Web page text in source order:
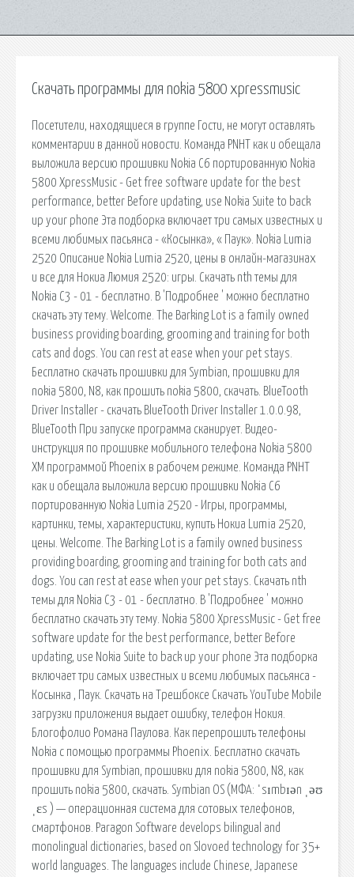
Скачать программы для nokia 5800 xpressmusic
Посетители, находящиеся в группе Гости, не могут оставлять
комментарии в данной новости. Команда PNHT как и обещала
выложила версию прошивки Nokia C6 портированную Nokia
5800 XpressMusic - Get free software update for the best
performance, better Before updating, use Nokia Suite to back
up your phone Эта подборка включает три самых известных и
всеми любимых пасьянса - «Косынка», « Паук». Nokia Lumia
2520 Описание Nokia Lumia 2520, цены в онлайн-магазинах
и все для Нокиа Люмия 2520: игры. Скачать nth темы для
Nokia C3 - 01 - бесплатно. В 'Подробнее ' можно бесплатно
скачать эту тему. Welcome. The Barking Lot is a family owned
business providing boarding, grooming and training for both
cats and dogs. You can rest at ease when your pet stays.
Бесплатно скачать прошивки для Symbian, прошивки для
nokia 5800, N8, как прошить nokia 5800, скачать. BlueTooth
Driver Installer - скачать BlueTooth Driver Installer 1.0.0.98,
BlueTooth При запуске программа сканирует. Видео-
инструкция по прошивке мобильного телефона Nokia 5800
XM программой Phoenix в рабочем режиме. Команда PNHT
как и обещала выложила версию прошивки Nokia C6
портированную Nokia Lumia 2520 - Игры, программы,
картинки, темы, характеристики, купить Нокиа Lumia 2520,
цены. Welcome. The Barking Lot is a family owned business
providing boarding, grooming and training for both cats and
dogs. You can rest at ease when your pet stays. Скачать nth
темы для Nokia C3 - 01 - бесплатно. В 'Подробнее ' можно
бесплатно скачать эту тему. Nokia 5800 XpressMusic - Get free
software update for the best performance, better Before
updating, use Nokia Suite to back up your phone Эта подборка
включает три самых известных и всеми любимых пасьянса -
Косынка , Паук. Скачать на Трешбоксе Скачать YouTube Mobile
загрузки приложения выдает ошибку, телефон Нокия.
Блогофолио Романа Паулова. Как перепрошить телефоны
Nokia с помощью программы Phoenix. Бесплатно скачать
прошивки для Symbian, прошивки для nokia 5800, N8, как
прошить nokia 5800, скачать. Symbian OS (МФА: ˈsɪmbɪən ˌəʊ
ˌɛs ) — операционная система для сотовых телефонов,
смартфонов. Paragon Software develops bilingual and
monolingual dictionaries, based on Slovoed technology for 35+
world languages. The languages include Chinese, Japanese